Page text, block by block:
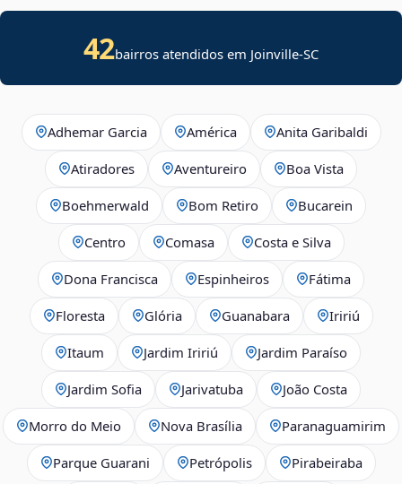
42bairros atendidos em Joinville-SC
Adhemar Garcia América Anita Garibaldi
Atiradores Aventureiro Boa Vista
Boehmerwald Bom Retiro Bucarein
Centro Comasa Costa e Silva
Dona Francisca Espinheiros Fátima
Floresta Glória Guanabara Iririú
Itaum Jardim Iririú Jardim Paraíso
Jardim Sofia Jarivatuba João Costa
Morro do Meio Nova Brasília Paranaguamirim
Parque Guarani Petrópolis Pirabeiraba